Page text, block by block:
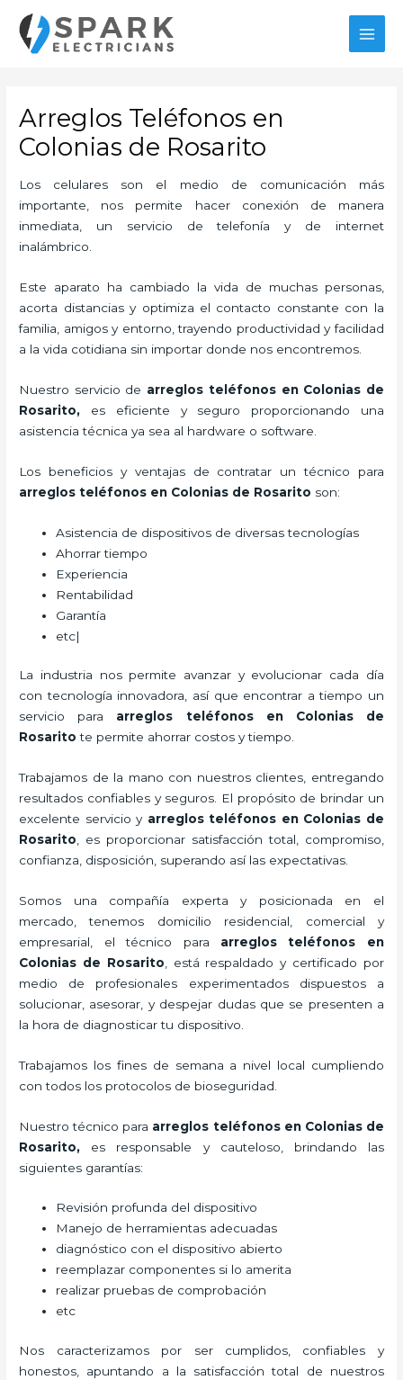
contenido
Arreglos Teléfonos en
Colonias de Rosarito
Los celulares son el medio de comunicación más
importante, nos permite hacer conexión de manera
inmediata, un servicio de telefonía y de internet
inalámbrico.
Este aparato ha cambiado la vida de muchas personas,
acorta distancias y optimiza el contacto constante con la
familia, amigos y entorno, trayendo productividad y facilidad
a la vida cotidiana sin importar donde nos encontremos.
Nuestro servicio de arreglos teléfonos en Colonias de
Rosarito, es eficiente y seguro proporcionando una
asistencia técnica ya sea al hardware o software.
Los beneficios y ventajas de contratar un técnico para
arreglos teléfonos en Colonias de Rosarito son:
Asistencia de dispositivos de diversas tecnologías
Ahorrar tiempo
Experiencia
Rentabilidad
Garantía
etc|
La industria nos permite avanzar y evolucionar cada día
con tecnología innovadora, así que encontrar a tiempo un
servicio para arreglos teléfonosen Colonias de
Rosarito te permite ahorrar costos y tiempo.
Trabajamos de la mano con nuestros clientes, entregando
resultados confiables y seguros. El propósito de brindar un
excelente servicio y arreglos teléfonos en Colonias de
Rosarito , es proporcionar satisfacción total, compromiso,
confianza, disposición, superando así las expectativas.
Somos una compañía experta y posicionada en el
mercado, tenemos domicilio residencial, comercial y
empresarial, el técnico para arreglos teléfonos en
Colonias de Rosarito , está respaldado y certificado por
medio de profesionales experimentados dispuestos a
solucionar, asesorar, y despejar dudas que se presenten a
la hora de diagnosticar tu dispositivo.
Trabajamos los fines de semana a nivel local cumpliendo
con todos los protocolos de bioseguridad.
Nuestro técnico para arreglos teléfonosen Colonias de
Rosarito, es responsable y cauteloso, brindando las
siguientes garantías:
Revisión profunda del dispositivo
Manejo de herramientas adecuadas
diagnóstico con el dispositivo abierto
reemplazar componentes si lo amerita
realizar pruebas de comprobación
etc
Nos caracterizamos por ser cumplidos, confiables y
honestos, apuntando a la satisfacción total de nuestros